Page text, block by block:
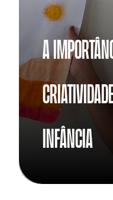
A
infância